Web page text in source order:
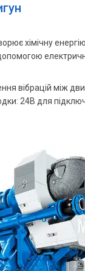
хімічну
вібрацій між
24В для